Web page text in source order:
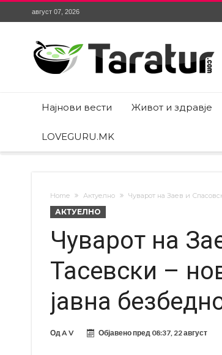
август 07, 2026
Најнови вести Живот и здравје
LOVEGURU.MK
Home Актуелно Чуварот на Заев и
АКТУЕЛНО
Чуварот на
Тасевски –
јавна
ОдA V Објавено пред 08:37, 22 август